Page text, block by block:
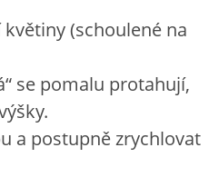
OBDOBÍ
PODZIM,ZIMA
(schoulené na
se pomalu protahují,
a postupně zrychlovat